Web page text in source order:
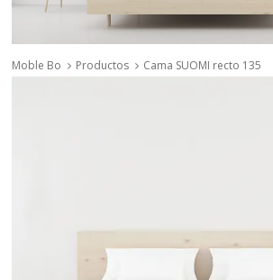
Moble Bo Productos Cama SUOMI recto 135